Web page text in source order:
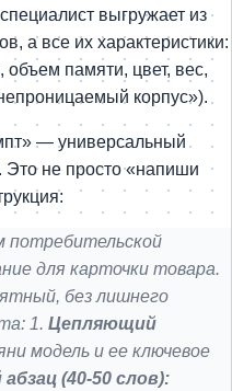
выгружает из
а все их характеристики:
объем памяти, цвет, вес,
корпус»).
— универсальный
Это не просто «напиши
потребительской
для карточки товара.
без лишнего
1. Цепляющий
модель и ее ключевое
(40-50 слов):